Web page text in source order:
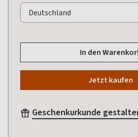
In den
Jetzt kaufen
Geschenkurkunde